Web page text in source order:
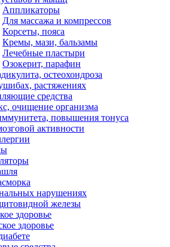
Аппликаторы
Для массажа и компрессов
Корсеты, пояса
Кремы, мази, бальзамы
Лечебные пластыри
Озокерит, парафин
остеохондроза
растяжениях
средства
очищение организма
повышения тонуса
активности
нарушениях
железы
здоровье
здоровье